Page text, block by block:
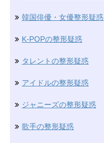
韓国俳優・女優整形疑惑
K-POPの整形疑惑
タレントの整形疑惑
アイドルの整形疑惑
ジャニーズの整形疑惑
歌手の整形疑惑